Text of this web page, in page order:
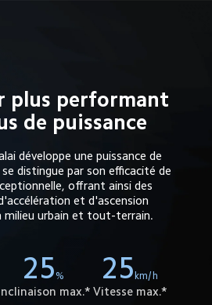
plus performant
de puissance
développe une puissance de
distingue par son efficacité de
offrant ainsi des
et d'ascension
milieu urbain et tout-terrain.
25%
Inclinaison max.*
25 km/h
Vitesse max.*